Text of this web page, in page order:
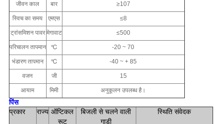
जीवन काल बार ≥107
स्विच का समय एमएस ≤8
ट्रांसमिशन पावर मेगावाट ≤500
परिचालन तापमान ℃ -20 ~ 70
भंडारण तापमान ℃ -40 ~ + 85
वजन जी 15
आयाम मिमी अनुकूलन उपलब्ध है।
पिंस
प्रकार
राज्य ऑप्टिकल
रूट
बिजली से चलने वाली
गाड़ी
स्थिति संवेदक